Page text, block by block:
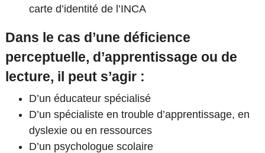
carte d’identité de l’INCA
Dans le cas d’une déficience
perceptuelle, d’apprentissage ou de
lecture, il peut s’agir :
D’un éducateur spécialisé
D’un spécialiste en trouble d’apprentissage, en
dyslexie ou en ressources
D’un psychologue scolaire